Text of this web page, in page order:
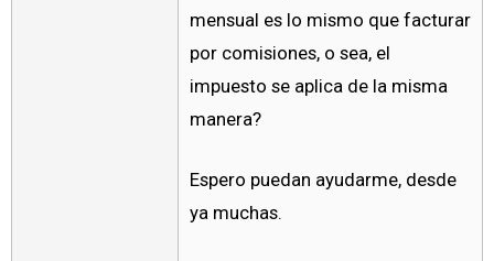
mensual es lo mismo que facturar
por comisiones, o sea, el
impuesto se aplica de la misma
manera?
Espero puedan ayudarme, desde
ya muchas.